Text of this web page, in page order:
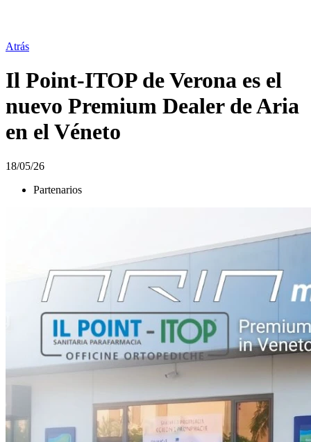
Atrás
Il Point-ITOP de Verona es el
nuevo Premium Dealer de Aria
en el Véneto
18/05/26
Partenarios